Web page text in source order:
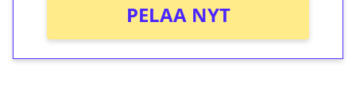
PELAA NYT